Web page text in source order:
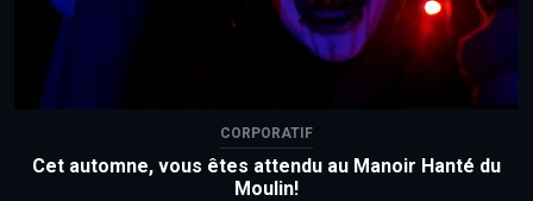
CORPORATIF
Cet automne, vous êtes attendu au Manoir Hanté du
Moulin!